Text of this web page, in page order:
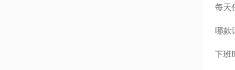
每天
下班